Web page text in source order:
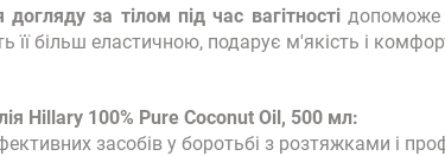
за тілом під час вагітностідопоможе
її більш еластичною, подарує м'якість і
Hillary 100% Pure Coconut Oil, 500 мл:
засобів у боротьбі з розтяжками і